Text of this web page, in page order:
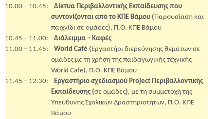
10.00 – 10.45:
Δίκτυα Περιβαλλοντικής Εκπαίδευσης που
συντονίζονται από το ΚΠΕ Βάμου (Παρουσίαση και
παιχνίδι σε ομάδες), Π.Ο. ΚΠΕ Βάμου
10.45 – 11.00:
Διάλειμμα – Καφές
11.00 – 11.45:
World Café (Εργαστήρι διερεύνησης θεμάτων σε
ομάδες με τη χρήση της παιδαγωγικής τεχνικής
World Cafe), Π.Ο. ΚΠΕ Βάμου
11.45 – 12.30:
Εργαστήριο σχεδιασμού Project Περιβαλλοντικής
Εκπαίδευσης (σε ομάδες), με τη συμμετοχή της
Υπεύθυνης Σχολικών Δραστηριοτήτων, Π.Ο. ΚΠΕ
Βάμου